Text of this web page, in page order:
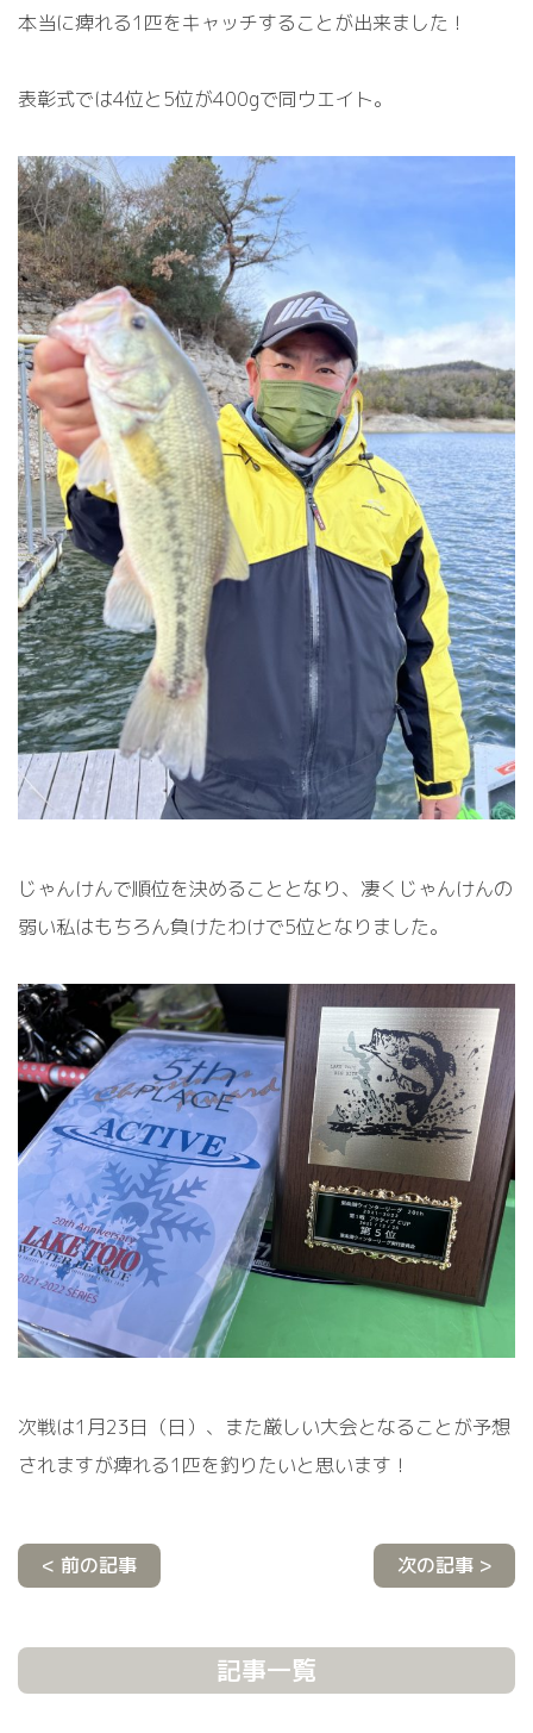
本当に痺れる1匹をキャッチすることが出来ました！
表彰式では4位と5位が400gで同ウエイト。
じゃんけんで順位を決めることとなり、凄くじゃんけんの
弱い私はもちろん負けたわけで5位となりました。
次戦は1月23日（日） 、また厳しい大会となることが予想
されますが痺れる1匹を釣りたいと思います！
< 前の記事 次の記事 >
記事一覧